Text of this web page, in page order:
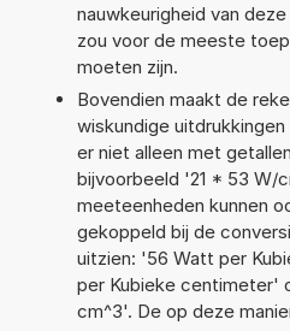
nauwkeurigheid van
zou voor de meeste
moeten zijn.
Bovendien maakt de
wiskundige
er niet alleen met
bijvoorbeeld '21 * 53 W/
meeteenheden kunnen
gekoppeld bij de
uitzien: '56 Watt per
per Kubieke centimeter'
cm^3'. De op deze